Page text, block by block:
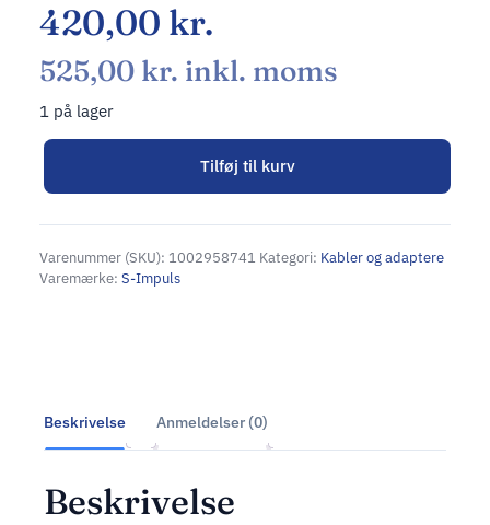
420,00 kr.
525,00 kr. inkl. moms
1 på lager
Tilføj til kurv
Alternative:
Varenummer (SKU): 1002958741 Kategori: Kabler og adaptere
Varemærke: S-Impuls
Beskrivelse Anmeldelser (0)
Beskrivelse